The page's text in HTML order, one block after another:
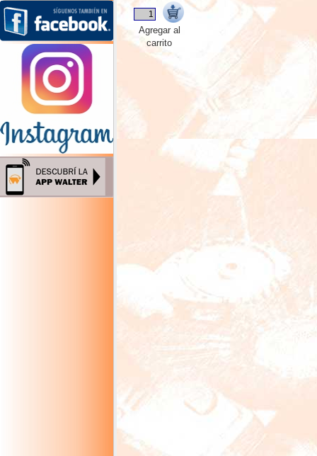
Agregar al
carrito